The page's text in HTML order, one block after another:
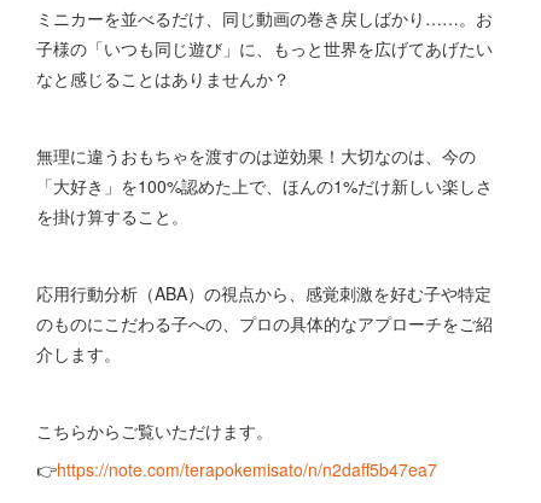
ミニカーを並べるだけ、同じ動画の巻き戻しばかり……。お
子様の「いつも同じ遊び」に、もっと世界を広げてあげたい
なと感じることはありませんか？
無理に違うおもちゃを渡すのは逆効果！大切なのは、今の
「大好き」を100%認めた上で、ほんの1%だけ新しい楽しさ
を掛け算すること。
応用行動分析（ABA）の視点から、感覚刺激を好む子や特定
のものにこだわる子への、プロの具体的なアプローチをご紹
介します。
こちらからご覧いただけます。
👉️https://note.com/terapokemisato/n/n2daff5b47ea7